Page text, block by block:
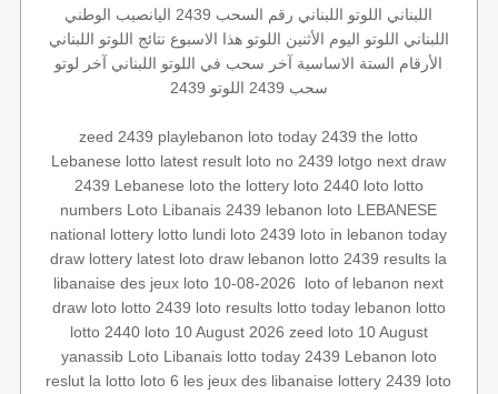
اللبناني اللوتو اللبناني رقم السحب 2439
اليانصيب الوطني
اللبناني اللوتو اليوم الأثنين اللوتو هذا الاسبوع نتائج اللوتو اللبناني
الأرقام الستة الاساسية آخر سحب في اللوتو اللبناني آخر لوتو
سحب 2439
اللوتو 2439
zeed 2439 playlebanon loto today 2439 the lotto
Lebanese lotto latest result loto no 2439 lotgo next draw
2439 Lebanese loto the lottery loto 2440 loto lotto
numbers Loto Libanais 2439 lebanon loto LEBANESE
national lottery lotto lundi loto 2439 loto in lebanon today
draw lottery latest loto draw lebanon lotto 2439 results la
libanaise des jeux loto 10-08-2026 loto of lebanon next
draw loto lotto 2439 loto results lotto today lebanon lotto
lotto 2440 loto 10 August 2026 zeed loto 10 August
yanassib Loto Libanais lotto today 2439 Lebanon loto
reslut la lotto loto 6 les jeux des libanaise lottery 2439 loto